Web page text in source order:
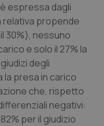
espressa dagli
relativa propende
30%), nessuno
e solo il 27% la
degli
la presa in carico
che, rispetto
negativi:
per il giudizio
/Dominio